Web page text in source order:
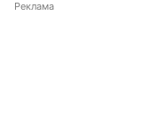
Реклама